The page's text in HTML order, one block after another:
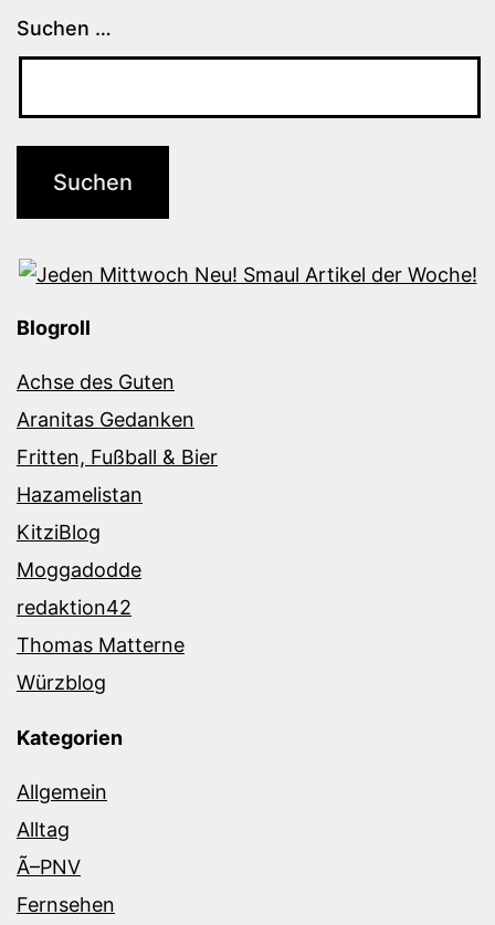
Suchen …
Blogroll
Achse des Guten
Aranitas Gedanken
Fritten, Fußball & Bier
Hazamelistan
KitziBlog
Moggadodde
redaktion42
Thomas Matterne
Würzblog
Kategorien
Allgemein
Alltag
Ã–PNV
Fernsehen